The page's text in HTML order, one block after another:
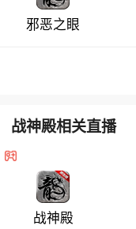
邪恶之眼
战神殿相关直播
战神殿